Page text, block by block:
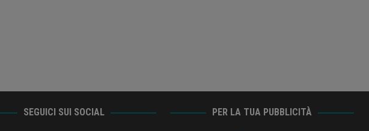
SEGUICI SUI SOCIAL PER LA TUA PUBBLICITÀ